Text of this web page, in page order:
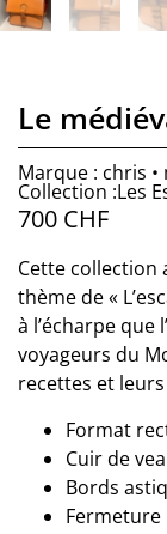
Le
Marque : chris
Collection :Les
700 CHF
Cette collection
thème de «
à l’écharpe que
voyageurs du
recettes et
Format
Cuir de
Bords